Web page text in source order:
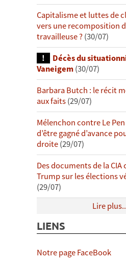
Capitalisme et luttes de
vers une recomposition
travailleuse ?(30/07)
Décès du
Vaneigem(30/07)
Barbara Butch : le récit
aux faits(29/07)
Mélenchon contre Le
d’être gagné d’avance
droite(29/07)
Des documents de la
Trump sur les élections
(29/07)
Lire
LIENS
Notre page FaceBook